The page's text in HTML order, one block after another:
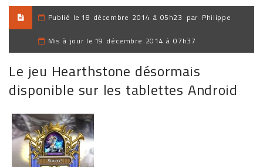
Publié le 18 décembre 2014 à 05h23 par Philippe
Mis à jour le 19 décembre 2014 à 07h37
Le jeu Hearthstone désormais
disponible sur les tablettes Android